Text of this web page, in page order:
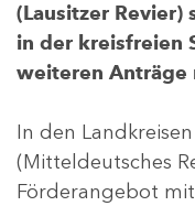
(Lausitzer
in der kreisfreien
weiteren Anträge
In den
(Mitteldeutsches
Förderangebot